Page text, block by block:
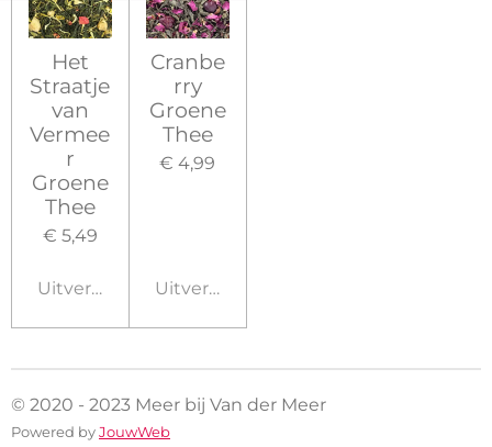
Het
Straatje
van
Vermee
r
Groene
Thee
€ 5,49
Uitverkocht
Cranbe
rry
Groene
Thee
€ 4,99
Uitverkocht
© 2020 - 2023 Meer bij Van der Meer
Powered byJouwWeb